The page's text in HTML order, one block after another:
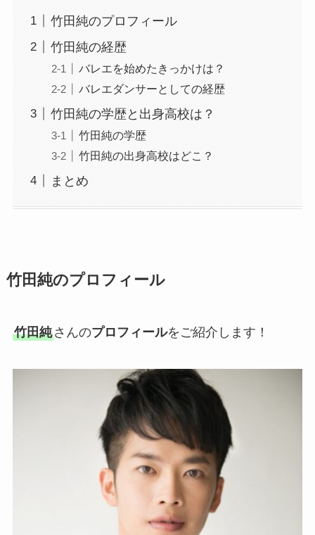
竹田純のプロフィール
竹田純の経歴
バレエを始めたきっかけは？
バレエダンサーとしての経歴
竹田純の学歴と出身高校は？
竹田純の学歴
竹田純の出身高校はどこ？
まとめ
竹田純のプロフィール
竹田純さんのプロフィールをご紹介します！